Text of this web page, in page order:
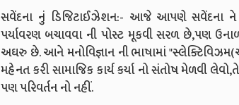
સવેંદના નું ડિજિટાઈઝેશન:- આજે આપણે સવેંદના ને
પર્યાવરણ બચાવવા ની પોસ્ટ મૂકવી સરળ છે,પણ
અઘરુ છે. આને મનોવિજ્ઞાન ની ભાષામાં
મહેનત કરી સામાજિક કાર્ય કર્યા નો સંતોષ મેળવી
પણ પરિવર્તન નો નહીં.